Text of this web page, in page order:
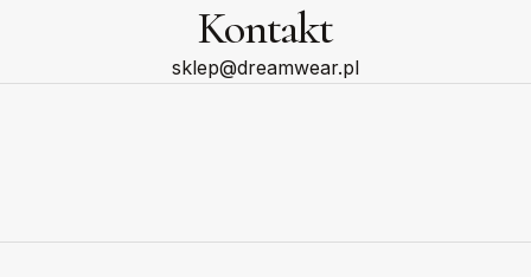
Kontakt
sklep@dreamwear.pl